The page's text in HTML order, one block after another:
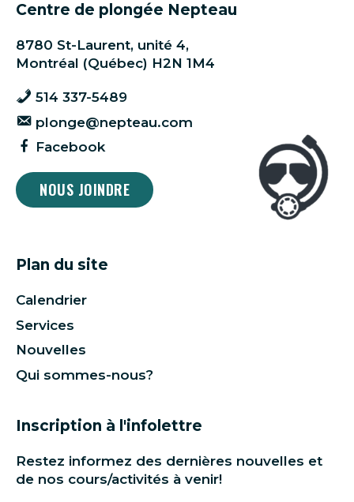
Centre de plongée Nepteau
8780 St-Laurent, unité 4,
Montréal (Québec) H2N 1M4
514 337-5489
plonge@nepteau.com
Facebook
NOUS JOINDRE
Plan du site
Calendrier
Services
Nouvelles
Qui sommes-nous?
Inscription à l'infolettre
Restez informez des dernières nouvelles et
de nos cours/activités à venir!